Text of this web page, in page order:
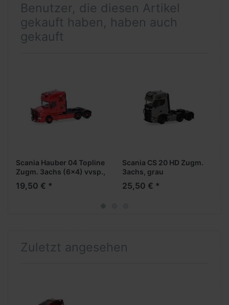
Benutzer, die diesen Artikel
gekauft haben, haben auch
gekauft
Scania Hauber 04 Topline
Zugm. 3achs (6x4) vvsp.,
rot "Greif"
19,50 € *
Scania CS 20 HD Zugm.
3achs, grau
(Farbvariante)
25,50 € *
Zuletzt angesehen